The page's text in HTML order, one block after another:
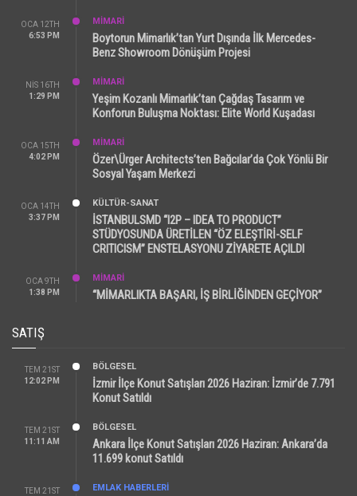
OCA 12TH
6:53 PM
MİMARİ
Boytorun Mimarlık’tan Yurt Dışında İlk Mercedes-
Benz Showroom Dönüşüm Projesi
NIS 16TH
1:29 PM
MİMARİ
Yeşim Kozanlı Mimarlık’tan Çağdaş Tasarım ve
Konforun Buluşma Noktası: Elite World Kuşadası
OCA 15TH
4:02 PM
MİMARİ
Özer\Ürger Architects’ten Bağcılar’da Çok Yönlü Bir
Sosyal Yaşam Merkezi
OCA 14TH
3:37 PM
KÜLTÜR-SANAT
İSTANBULSMD “I2P – IDEA TO PRODUCT”
STÜDYOSUNDA ÜRETİLEN “ÖZ ELEŞTİRİ-SELF
CRITICISM” ENSTELASYONU ZİYARETE AÇILDI
OCA 9TH
1:38 PM
MİMARİ
“MİMARLIKTA BAŞARI, İŞ BİRLİĞİNDEN GEÇİYOR”
SATIŞ
TEM 21ST
12:02 PM
BÖLGESEL
İzmir İlçe Konut Satışları 2026 Haziran: İzmir’de 7.791
Konut Satıldı
TEM 21ST
11:11 AM
BÖLGESEL
Ankara İlçe Konut Satışları 2026 Haziran: Ankara’da
11.699 konut Satıldı
TEM 21ST
EMLAK HABERLERI